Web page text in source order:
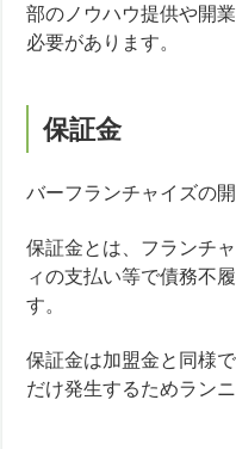
部のノウハウ提供や開
必要があります。
保証金
バーフランチャイズの
保証金とは、フランチ
ィの支払い等で債務不
す。
保証金は加盟金と同様
だけ発生するためラン